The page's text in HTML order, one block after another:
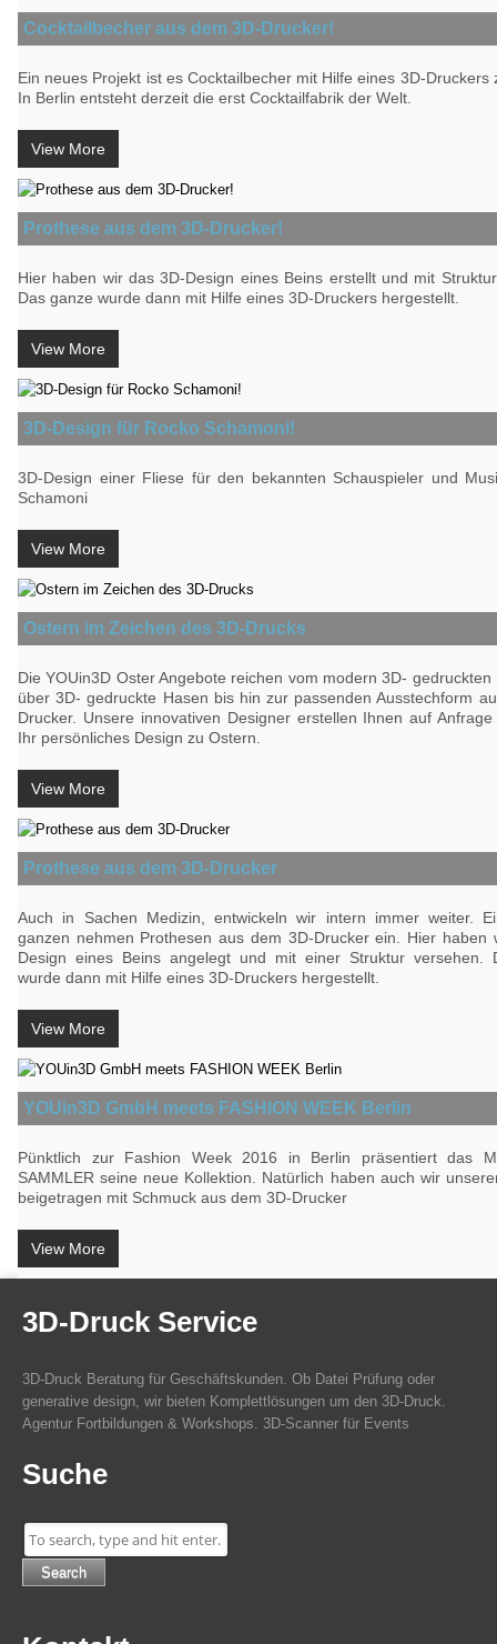
Cocktailbecher aus dem 3D-Drucker!
Ein neues Projekt ist es Cocktailbecher mit Hilfe eines 3D-Druckers
In Berlin entsteht derzeit die erst Cocktailfabrik der Welt.
View More
Prothese aus dem 3D-Drucker!
Hier haben wir das 3D-Design eines Beins erstellt und mit
Das ganze wurde dann mit Hilfe eines 3D-Druckers hergestellt.
View More
3D-Design für Rocko Schamoni!
3D-Design einer Fliese für den bekannten Schauspieler und
Schamoni
View More
Ostern im Zeichen des 3D-Drucks
Die YOUin3D Oster Angebote reichen vom modern 3D- gedruckten
über 3D- gedruckte Hasen bis hin zur passenden Ausstechform
Drucker. Unsere innovativen Designer erstellen Ihnen auf
Ihr persönliches Design zu Ostern.
View More
Prothese aus dem 3D-Drucker
Auch in Sachen Medizin, entwickeln wir intern immer weiter.
ganzen nehmen Prothesen aus dem 3D-Drucker ein. Hier haben
Design eines Beins angelegt und mit einer Struktur versehen.
wurde dann mit Hilfe eines 3D-Druckers hergestellt.
View More
YOUin3D GmbH meets FASHION WEEK Berlin
Pünktlich zur Fashion Week 2016 in Berlin präsentiert das
SAMMLER seine neue Kollektion. Natürlich haben auch wir
beigetragen mit Schmuck aus dem 3D-Drucker
View More
3D-Druck Service
3D-Druck Beratung für Geschäftskunden. Ob Datei Prüfung oder
generative design, wir bieten Komplettlösungen um den 3D-Druck.
Agentur Fortbildungen & Workshops. 3D-Scanner für Events
Suche
Search